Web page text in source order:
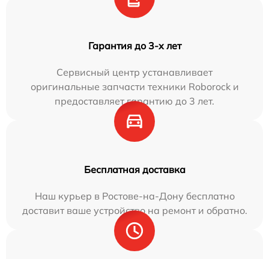
Гарантия до 3-х лет
Сервисный центр устанавливает
оригинальные запчасти техники Roborock и
предоставляет гарантию до 3 лет.
Бесплатная доставка
Наш курьер в Ростове-на-Дону бесплатно
доставит ваше устройство на ремонт и обратно.